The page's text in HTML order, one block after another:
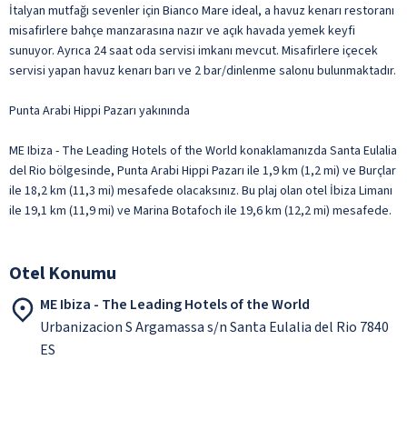
İtalyan mutfağı sevenler için Bianco Mare ideal, a havuz kenarı restoranı
misafirlere bahçe manzarasına nazır ve açık havada yemek keyfi
sunuyor. Ayrıca 24 saat oda servisi imkanı mevcut. Misafirlere içecek
servisi yapan havuz kenarı barı ve 2 bar/dinlenme salonu bulunmaktadır.
Punta Arabi Hippi Pazarı yakınında
ME Ibiza - The Leading Hotels of the World konaklamanızda Santa Eulalia
del Rio bölgesinde, Punta Arabi Hippi Pazarı ile 1,9 km (1,2 mi) ve Burçlar
ile 18,2 km (11,3 mi) mesafede olacaksınız. Bu plaj olan otel İbiza Limanı
ile 19,1 km (11,9 mi) ve Marina Botafoch ile 19,6 km (12,2 mi) mesafede.
Otel Konumu
ME Ibiza - The Leading Hotels of the World
Urbanizacion S Argamassa s/n Santa Eulalia del Rio 7840
ES